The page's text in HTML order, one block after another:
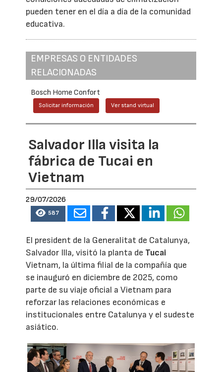
pueden tener en el día a día de la comunidad
educativa.
EMPRESAS O ENTIDADES
RELACIONADAS
Bosch Home Confort
Solicitar información Ver stand virtual
Salvador Illa visita la
fábrica de Tucai en
Vietnam
29/07/2026
587
El president de la Generalitat de Catalunya,
Salvador Illa, visitó la planta de Tucai
Vietnam, la última filial de la compañía que
se inauguró en diciembre de 2025, como
parte de su viaje oficial a Vietnam para
reforzar las relaciones económicas e
institucionales entre Catalunya y el sudeste
asiático.